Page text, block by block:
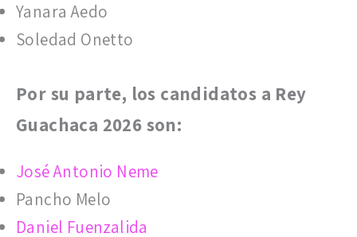
Yanara Aedo
Soledad Onetto
Por su parte, los candidatos a Rey
Guachaca 2026 son:
José Antonio Neme
Pancho Melo
Daniel Fuenzalida